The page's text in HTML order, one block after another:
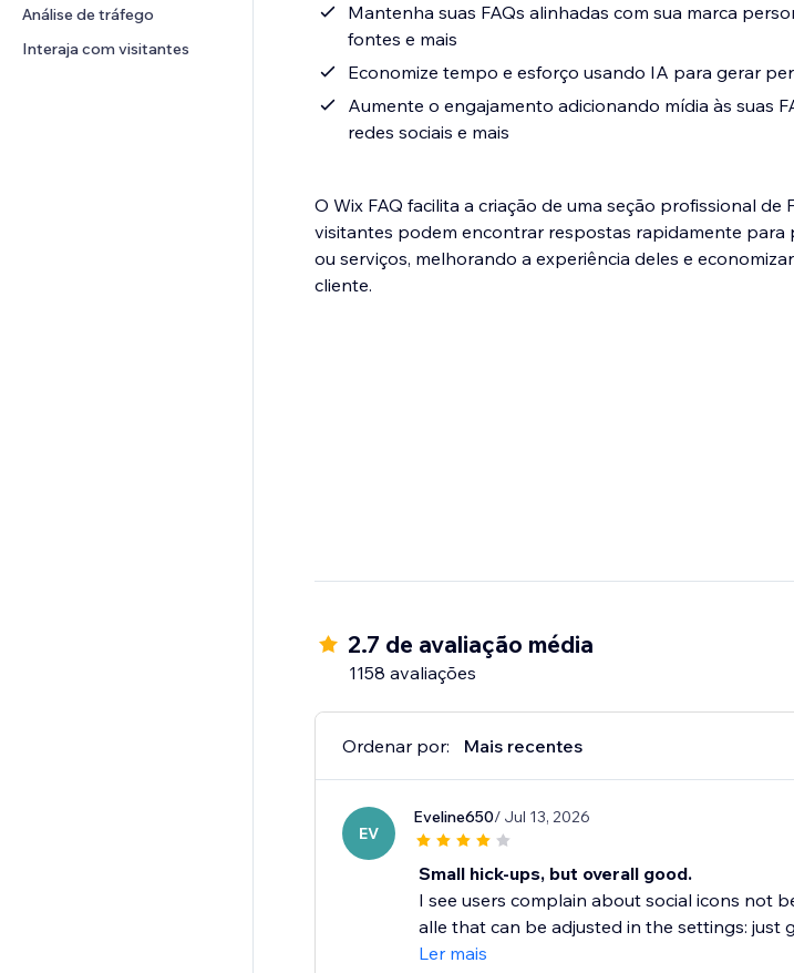
Análise de tráfego
Interaja com visitantes
Mantenha suas FAQs alinhadas com sua marca
fontes e mais
Economize tempo e esforço usando IA para gerar
Aumente o engajamento adicionando mídia às suas
redes sociais e mais
O Wix FAQ facilita a criação de uma seção profissional de
visitantes podem encontrar respostas rapidamente
ou serviços, melhorando a experiência deles e
cliente.
2.7 de avaliação média
1158 avaliações
Ordenar por: Mais recentes
EV
Eveline650/ Jul 13, 2026
Small hick-ups, but overall good.
I see users complain about social icons not
alle that can be adjusted in the settings: just
Ler mais